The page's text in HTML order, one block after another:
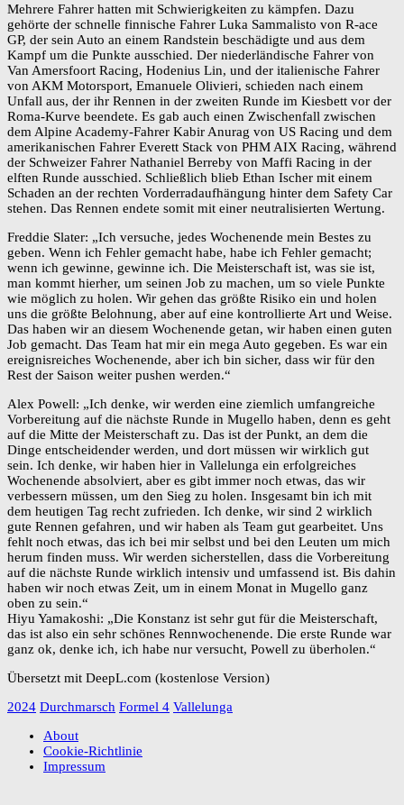
Mehrere Fahrer hatten mit Schwierigkeiten zu kämpfen. Dazu
gehörte der schnelle finnische Fahrer Luka Sammalisto von R-ace
GP, der sein Auto an einem Randstein beschädigte und aus dem
Kampf um die Punkte ausschied. Der niederländische Fahrer von
Van Amersfoort Racing, Hodenius Lin, und der italienische Fahrer
von AKM Motorsport, Emanuele Olivieri, schieden nach einem
Unfall aus, der ihr Rennen in der zweiten Runde im Kiesbett vor der
Roma-Kurve beendete. Es gab auch einen Zwischenfall zwischen
dem Alpine Academy-Fahrer Kabir Anurag von US Racing und dem
amerikanischen Fahrer Everett Stack von PHM AIX Racing, während
der Schweizer Fahrer Nathaniel Berreby von Maffi Racing in der
elften Runde ausschied. Schließlich blieb Ethan Ischer mit einem
Schaden an der rechten Vorderradaufhängung hinter dem Safety Car
stehen. Das Rennen endete somit mit einer neutralisierten Wertung.
Freddie Slater: „Ich versuche, jedes Wochenende mein Bestes zu
geben. Wenn ich Fehler gemacht habe, habe ich Fehler gemacht;
wenn ich gewinne, gewinne ich. Die Meisterschaft ist, was sie ist,
man kommt hierher, um seinen Job zu machen, um so viele Punkte
wie möglich zu holen. Wir gehen das größte Risiko ein und holen
uns die größte Belohnung, aber auf eine kontrollierte Art und Weise.
Das haben wir an diesem Wochenende getan, wir haben einen guten
Job gemacht. Das Team hat mir ein mega Auto gegeben. Es war ein
ereignisreiches Wochenende, aber ich bin sicher, dass wir für den
Rest der Saison weiter pushen werden.“
Alex Powell: „Ich denke, wir werden eine ziemlich umfangreiche
Vorbereitung auf die nächste Runde in Mugello haben, denn es geht
auf die Mitte der Meisterschaft zu. Das ist der Punkt, an dem die
Dinge entscheidender werden, und dort müssen wir wirklich gut
sein. Ich denke, wir haben hier in Vallelunga ein erfolgreiches
Wochenende absolviert, aber es gibt immer noch etwas, das wir
verbessern müssen, um den Sieg zu holen. Insgesamt bin ich mit
dem heutigen Tag recht zufrieden. Ich denke, wir sind 2 wirklich
gute Rennen gefahren, und wir haben als Team gut gearbeitet. Uns
fehlt noch etwas, das ich bei mir selbst und bei den Leuten um mich
herum finden muss. Wir werden sicherstellen, dass die Vorbereitung
auf die nächste Runde wirklich intensiv und umfassend ist. Bis dahin
haben wir noch etwas Zeit, um in einem Monat in Mugello ganz
oben zu sein.“
Hiyu Yamakoshi: „Die Konstanz ist sehr gut für die Meisterschaft,
das ist also ein sehr schönes Rennwochenende. Die erste Runde war
ganz ok, denke ich, ich habe nur versucht, Powell zu überholen.“
Übersetzt mit DeepL.com (kostenlose Version)
2024 Durchmarsch Formel 4 Vallelunga
About
Cookie-Richtlinie
Impressum